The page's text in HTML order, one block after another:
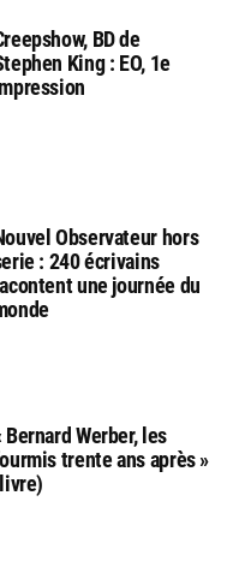
BD de
King : EO, 1e
Observateur hors
: 240 écrivains
une journée du
Bernard Werber, les
trente ans après »